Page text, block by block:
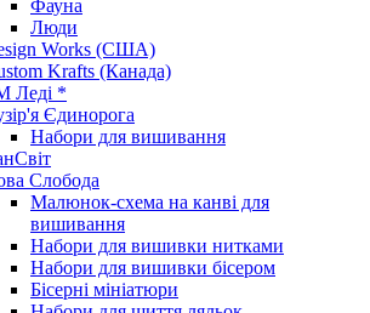
Фауна
Люди
Works (США)
Krafts (Канада)
Леді *
Єдинорога
Набори для вишивання
Слобода
Малюнок-схема на канві для
вишивання
Набори для вишивки нитками
Набори для вишивки бісером
Бісерні мініатюри